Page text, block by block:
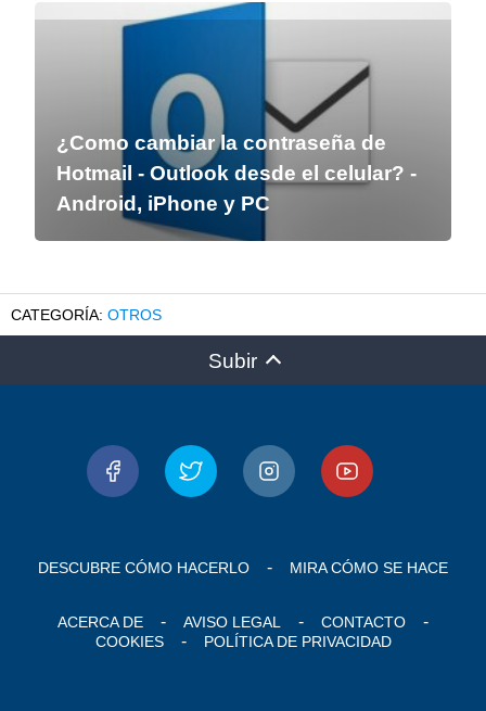
¿Como cambiar la contraseña de
Hotmail - Outlook desde el celular? -
Android, iPhone y PC
OTROS
Subir
DESCUBRE CÓMO HACERLO MIRA CÓMO SE HACE
ACERCA DE AVISO LEGAL
CONTACTO
COOKIES
POLÍTICA DE PRIVACIDAD